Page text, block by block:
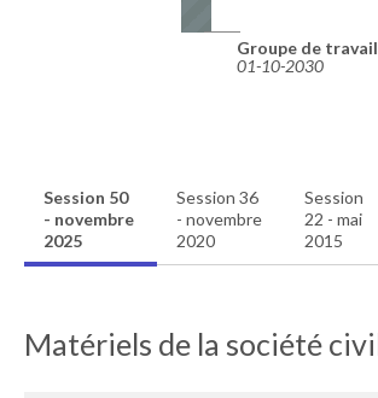
Groupe de
01-10-2030
Session 50
- novembre
2025
Session 36
- novembre
2020
Session
22 - mai
2015
Matériels de la société